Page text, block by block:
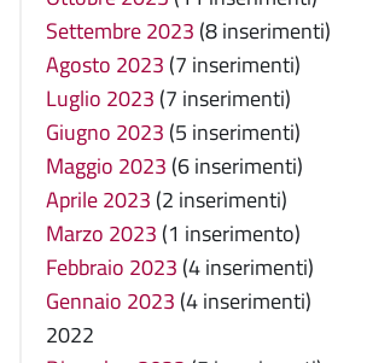
Settembre 2023 (8 inserimenti)
Agosto 2023 (7 inserimenti)
Luglio 2023 (7 inserimenti)
Giugno 2023 (5 inserimenti)
Maggio 2023 (6 inserimenti)
Aprile 2023 (2 inserimenti)
Marzo 2023 (1 inserimento)
Febbraio 2023 (4 inserimenti)
Gennaio 2023 (4 inserimenti)
2022